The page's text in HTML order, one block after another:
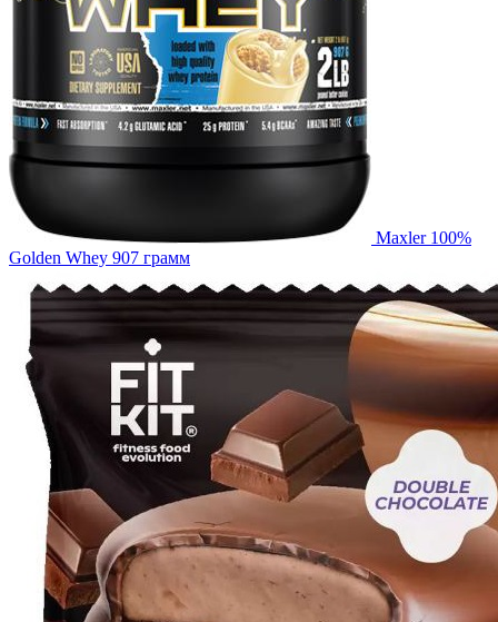
Maxler 100%
Golden Whey 907 грамм